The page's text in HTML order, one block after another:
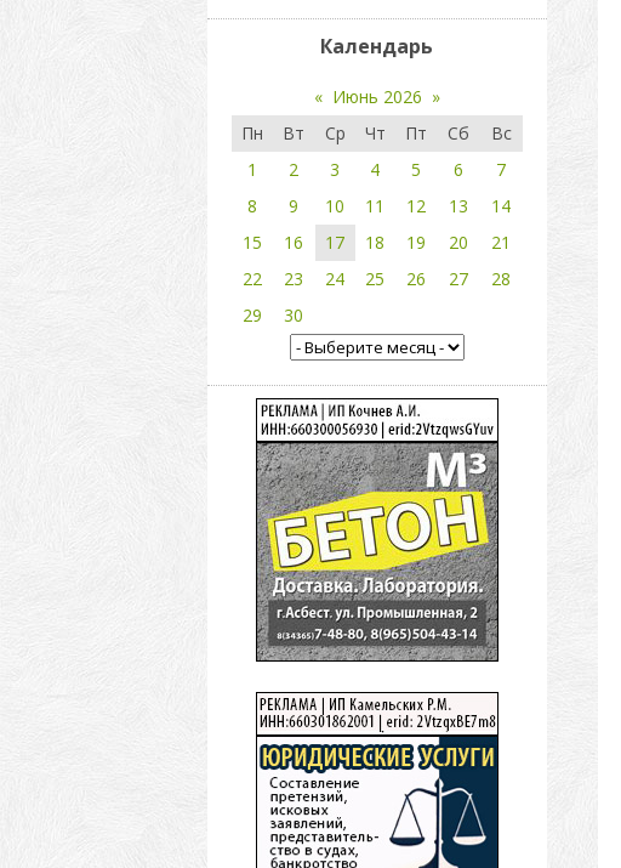
Календарь
« Июнь 2026 »
Пн
Вт Ср Чт Пт Сб
Вс
1
2 3 4 5 6
7
8
9 10 11 12 13
14
15
16 17 18 19 20
21
22
23 24 25 26 27
28
29
30